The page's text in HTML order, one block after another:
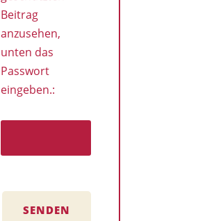
Beitrag
anzusehen,
unten das
Passwort
eingeben.:
SENDEN